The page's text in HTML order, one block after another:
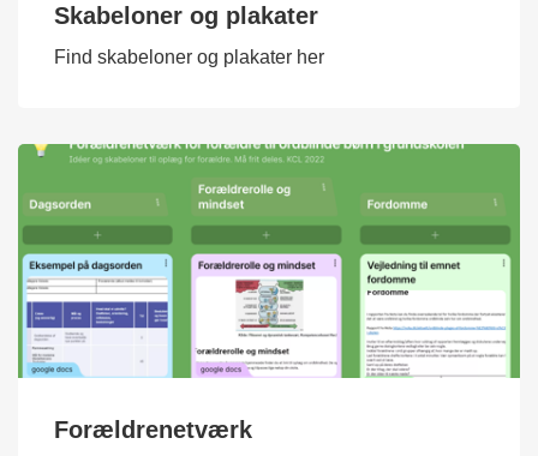
Skabeloner og plakater
Find skabeloner og plakater her
Forældrenetværk